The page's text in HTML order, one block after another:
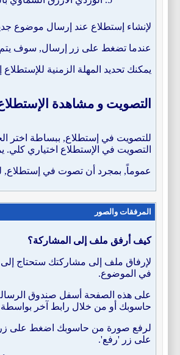
لإنشاء إستطلاع عند إرسال موضوع
عندما تضغط على زر إرسال, سوف يتم
يمكنك تحديد المهلة الزمنية
التصويت و مشاهدة
للتصويت في إستطلاع, ببساطة اختر
التصويت في الإستطلاع اختياري كلي.
عموماً, بمجرد أن تصوت في إستطلاع,
المرفقات والصور
كيف أرفق ملف إلى المشاركة؟
لإرفاق ملف إلى مشاركتك ستحتاج
في الموضوع.
على هذه الصفحة أسفل صندوق
حاسوبك أو من خلال رابط آخر
لرفع صورة من حاسوبك اضغط على زر
على زر 'رفع'.